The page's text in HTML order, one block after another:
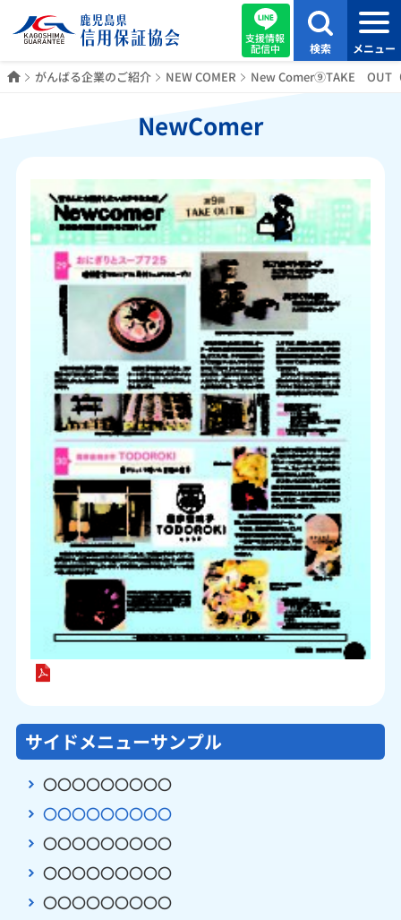
支援情報
配信中 検索 メニュー
ホーム
がんばる企業のご紹介 NEW COMER New Comer⑨TAKE OUT
NewComer
サイドメニューサンプル
〇〇〇〇〇〇〇〇〇
〇〇〇〇〇〇〇〇〇
〇〇〇〇〇〇〇〇〇
〇〇〇〇〇〇〇〇〇
〇〇〇〇〇〇〇〇〇